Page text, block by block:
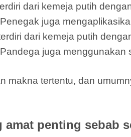
dari kemeja putih
juga
dari kemeja putih
juga
makna tertentu, dan
amat penting sebab